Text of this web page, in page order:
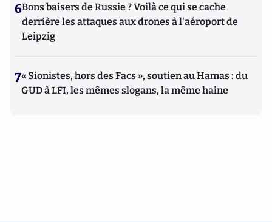
6Bons baisers de Russie ? Voilà ce qui se cache
derrière les attaques aux drones à l'aéroport de
Leipzig
7« Sionistes, hors des Facs », soutien au Hamas : du
GUD à LFI, les mêmes slogans, la même haine